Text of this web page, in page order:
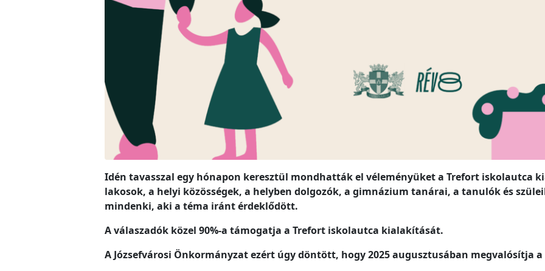
Idén tavasszal egy hónapon keresztül mondhatták el véleményüket a Trefort iskolautca
lakosok, a helyi közösségek, a helyben dolgozók, a gimnázium tanárai, a tanulók és
mindenki, aki a téma iránt érdeklődött.
A válaszadók közel 90%-a támogatja a Trefort iskolautca kialakítását.
A Józsefvárosi Önkormányzat ezért úgy döntött, hogy 2025 augusztusában megvalósítja